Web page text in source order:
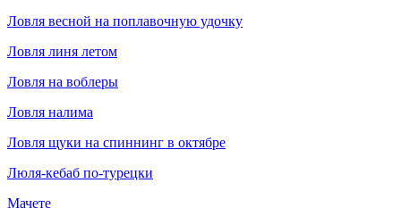
Ловля весной на поплавочную удочку
Ловля линя летом
Ловля на воблеры
Ловля налима
Ловля щуки на спиннинг в октябре
Люля-кебаб по-турецки
Мачете